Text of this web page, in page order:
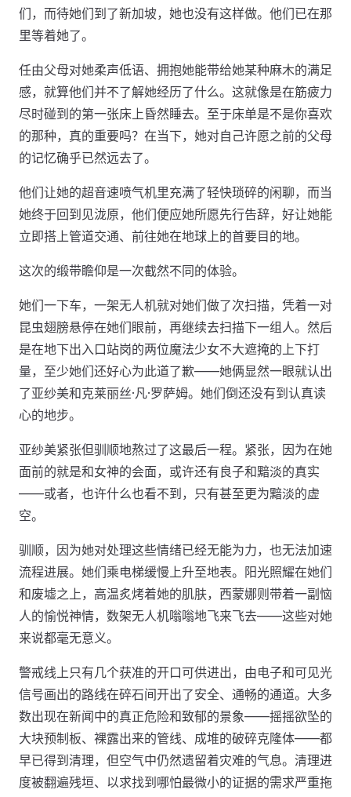
们，而待她们到了新加坡，她也没有这样做。他们已在那
里等着她了。
任由父母对她柔声低语、拥抱她能带给她某种麻木的满足
感，就算他们并不了解她经历了什么。这就像是在筋疲力
尽时碰到的第一张床上昏然睡去。至于床单是不是你喜欢
的那种，真的重要吗？在当下，她对自己许愿之前的父母
的记忆确乎已然远去了。
他们让她的超音速喷气机里充满了轻快琐碎的闲聊，而当
她终于回到见泷原，他们便应她所愿先行告辞，好让她能
立即搭上管道交通、前往她在地球上的首要目的地。
这次的缎带瞻仰是一次截然不同的体验。
她们一下车，一架无人机就对她们做了次扫描，凭着一对
昆虫翅膀悬停在她们眼前，再继续去扫描下一组人。然后
是在地下出入口站岗的两位魔法少女不大遮掩的上下打
量，至少她们还好心为此道了歉——她俩显然一眼就认出
了亚纱美和克莱丽丝·凡·罗萨姆。她们倒还没有到认真读
心的地步。
亚纱美紧张但驯顺地熬过了这最后一程。紧张，因为在她
面前的就是和女神的会面，或许还有良子和黯淡的真实
——或者，也许什么也看不到，只有甚至更为黯淡的虚
空。
驯顺，因为她对处理这些情绪已经无能为力，也无法加速
流程进展。她们乘电梯缓慢上升至地表。阳光照耀在她们
和废墟之上，高温炙烤着她的肌肤，西蒙娜则带着一副恼
人的愉悦神情，数架无人机嗡嗡地飞来飞去——这些对她
来说都毫无意义。
警戒线上只有几个获准的开口可供进出，由电子和可见光
信号画出的路线在碎石间开出了安全、通畅的通道。大多
数出现在新闻中的真正危险和致郁的景象——摇摇欲坠的
大块预制板、裸露出来的管线、成堆的破碎克隆体——都
早已得到清理，但空气中仍然遗留着灾难的气息。清理进
度被翻遍残垣、以求找到哪怕最微小的证据的需求严重拖